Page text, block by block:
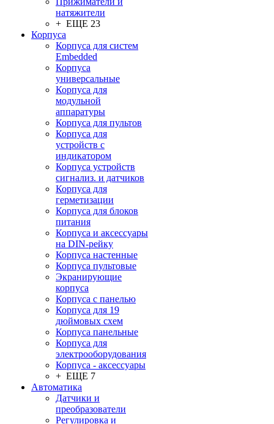
натяжители
+ ЕЩЕ 23
Корпуса
Корпуса для систем
Embedded
Корпуса
универсальные
Корпуса для
модульной
аппаратуры
Корпуса для пультов
Корпуса для
устройств с
индикатором
Корпуса устройств
сигнализ. и датчиков
Корпуса для
герметизации
Корпуса для блоков
питания
Корпуса и аксессуары
на DIN-рейку
Корпуса настенные
Корпуса пультовые
Экранирующие
корпуса
Корпуса с панелью
Корпуса для 19
дюймовых схем
Корпуса панельные
Корпуса для
электрооборудования
Корпуса - аксессуары
+ ЕЩЕ 7
Автоматика
Датчики и
преобразователи
Регулировка и